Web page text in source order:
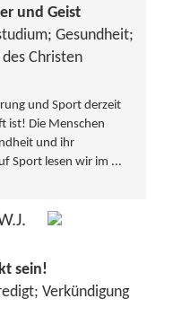
und Geist
Gesundheit;
des Christen
und Sport derzeit
ist! Die Menschen
und ihr
Sport lesen wir im ...
sein!
Verkündigung